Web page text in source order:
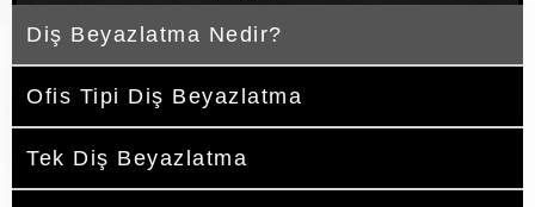
Diş Beyazlatma Nedir?
Ofis Tipi Diş Beyazlatma
Tek Diş Beyazlatma